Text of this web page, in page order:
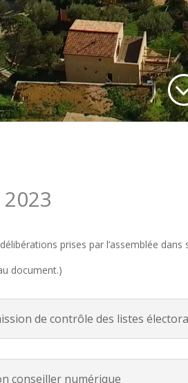
prises par l’assemblée dans
document.)
de contrôle des listes
conseiller numérique